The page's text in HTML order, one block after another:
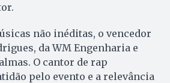
não inéditas, o vencedor
da WM Engenharia e
O cantor de rap
pelo evento e a relevância